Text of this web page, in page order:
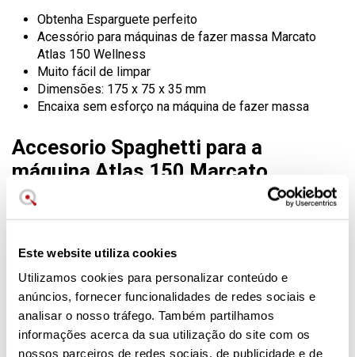
Este website utiliza cookies
Utilizamos cookies para personalizar conteúdo e
anúncios, fornecer funcionalidades de redes sociais e
analisar o nosso tráfego. Também partilhamos
informações acerca da sua utilização do site com os
nossos parceiros de redes sociais, de publicidade e de
Obtenha Esparguete perfeito
Acessório para máquinas de fazer massa Marcato
Atlas 150 Wellness
Muito fácil de limpar
Dimensões: 175 x 75 x 35 mm
Encaixa sem esforço na máquina de fazer massa
Accesorio Spaghetti para a
máquina Atlas 150 Marcato
Wellness
Graças ao design da máquina de fazer massa caseira
de umEsparguete perfeito em casa
Os acessórios para massa da marca italiana Marcato são
fabricados em aço cromado no exterior e os rolos são
fabricados emalumínio anodizado o que garante que não
se libertam materiais pesados na massa. Este é o
compromisso da Marcato para todos os seus produtos: